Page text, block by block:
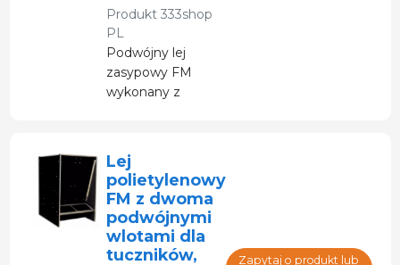
Produkt 333shop
PL
Podwójny lej
zasypowy FM
wykonany z
Lej
polietylenowy
FM z dwoma
podwójnymi
wlotami dla
tuczników,
Zapytaj o produkt lub